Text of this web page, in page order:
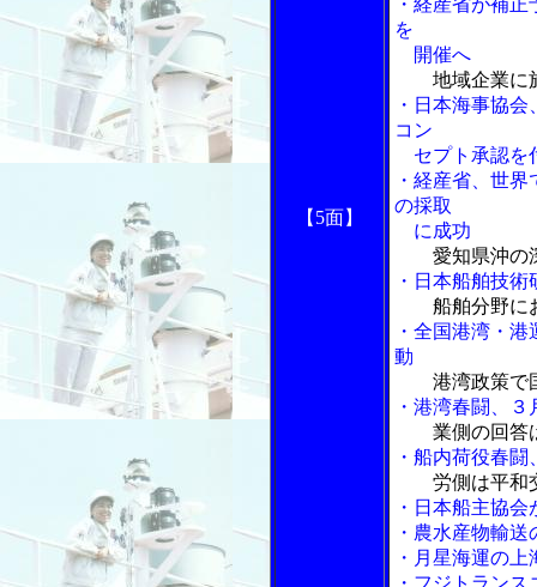
【5面】
・経産省が補
を
開催へ
地域企業に
・日本海事協
コン
セプト承認を
・経産省、世
の採取
に成功
愛知県沖の
・日本船舶技
船舶分野に
・全国港湾・
動
港湾政策で
・港湾春闘、
業側の回答
・船内荷役春
労側は平和
・日本船主協
・農水産物輸
・月星海運の
・フジトラン